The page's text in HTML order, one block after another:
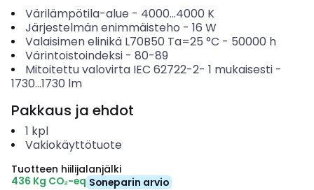
Värilämpötila-alue - 4000...4000 K
Järjestelmän enimmäisteho - 16 W
Valaisimen elinikä L70B50 Ta=25 °C - 50000 h
Värintoistoindeksi- 80-89
Mitoitettu valovirta IEC 62722-2- 1 mukaisesti-
1730...1730 lm
Pakkaus ja ehdot
1 kpl
Vakiokäyttötuote
Tuotteen hiilijalanjälki
436 Kg CO₂-eq Soneparin arvio